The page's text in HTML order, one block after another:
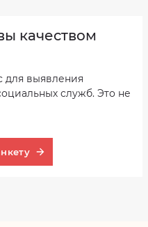
качеством
выявления
служб. Это не